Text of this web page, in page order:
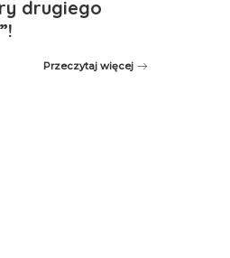
drugiego
Przeczytaj więcej